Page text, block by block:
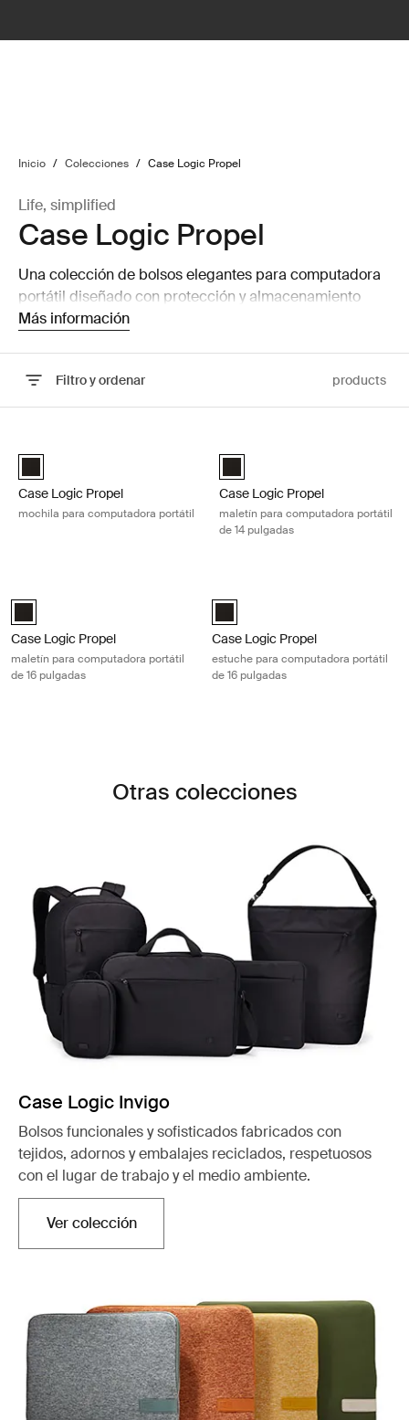
Inicio / Colecciones / Case Logic Propel
Life, simplified
Case Logic Propel
Una colección de bolsos elegantes para computadora
portátil diseñado con protección y almacenamiento
para llevar al trabajo o en viajes de negocios.
Más información
Filtro y ordenar products
Case Logic Propel Backpack Negro (selected)
Case Logic Propel
mochila para computadora portátil
Case Logic Propel 14" Attaché
Case Logic Propel
maletín para computadora portátil
de 14 pulgadas
Case Logic Propel 16" Attaché Negro (selected)
Case Logic Propel
maletín para computadora portátil
de 16 pulgadas
Case Logic Propel 16" Laptop
Case Logic Propel
estuche para computadora portátil
de 16 pulgadas
Otras colecciones
Case Logic Invigo
Bolsos funcionales y sofisticados fabricados con
tejidos, adornos y embalajes reciclados, respetuosos
con el lugar de trabajo y el medio ambiente.
Ver colecciónSe abre en una nueva pestaña